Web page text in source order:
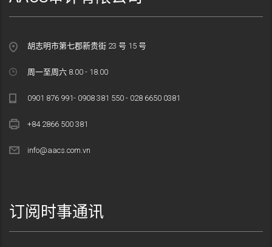
胡志明市第七郡新贵街 23 号 15 号
周一至周六 8.00 - 18.00
0901 876 991- 0908 381 550 - 028 6650 0381
+84 2866 500 381
info@aacs.com.vn
订阅时事通讯